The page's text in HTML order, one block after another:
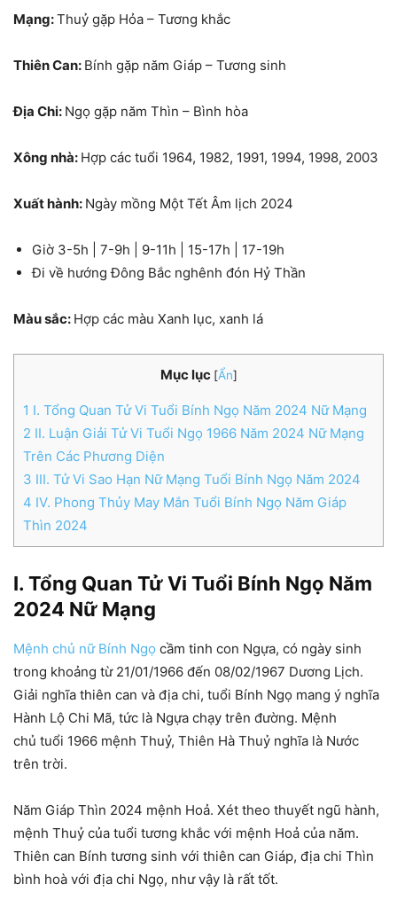
Mạng:Thuỷ gặp Hỏa – Tương khắc
Thiên Can: Bính gặp năm Giáp – Tương sinh
Địa Chi: Ngọ gặp năm Thìn – Bình hòa
Xông nhà: Hợp các tuổi 1964, 1982, 1991, 1994, 1998, 2003
Xuất hành: Ngày mồng Một Tết Âm lịch 2024
Giờ 3-5h | 7-9h | 9-11h | 15-17h | 17-19h
Đi về hướng Đông Bắc nghênh đón Hỷ Thần
Màu sắc: Hợp các màu Xanh lục, xanh lá
Mục lục [Ẩn]
1 I. Tổng Quan Tử Vi Tuổi Bính Ngọ Năm 2024 Nữ Mạng
2 II. Luận Giải Tử Vi Tuổi Ngọ 1966 Năm 2024 Nữ Mạng
Trên Các Phương Diện
3 III. Tử Vi Sao Hạn Nữ Mạng Tuổi Bính Ngọ Năm 2024
4 IV. Phong Thủy May Mắn Tuổi Bính Ngọ Năm Giáp
Thìn 2024
I. Tổng Quan Tử Vi Tuổi Bính Ngọ Năm
2024 Nữ Mạng
Mệnh chủ nữ Bính Ngọ cầm tinh con Ngựa, có ngày sinh
trong khoảng từ 21/01/1966 đến 08/02/1967 Dương Lịch.
Giải nghĩa thiên can và địa chi, tuổi Bính Ngọ mang ý nghĩa
Hành Lộ Chi Mã, tức là Ngựa chạy trên đường. Mệnh
chủ tuổi 1966 mệnh Thuỷ, Thiên Hà Thuỷ nghĩa là Nước
trên trời.
Năm Giáp Thìn 2024 mệnh Hoả. Xét theo thuyết ngũ hành,
mệnh Thuỷ của tuổi tương khắc với mệnh Hoả của năm.
Thiên can Bính tương sinh với thiên can Giáp, địa chi Thìn
bình hoà với địa chi Ngọ, như vậy là rất tốt.